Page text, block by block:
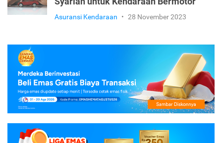
Asuransi Kendaraan • 28 November 2023